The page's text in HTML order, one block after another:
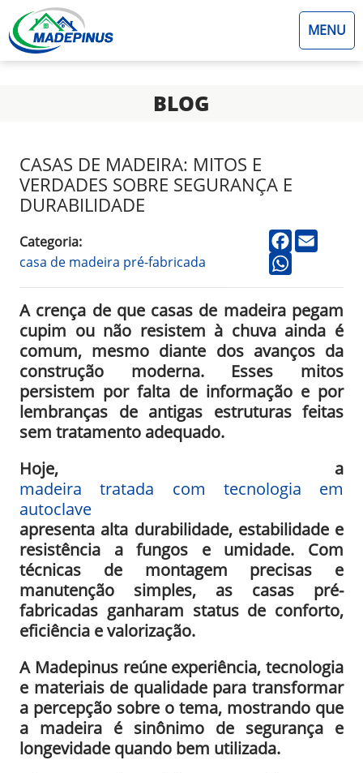
MENU
BLOG
CASAS DE MADEIRA: MITOS E
VERDADES SOBRE SEGURANÇA E
DURABILIDADE
Categoria:
casa de madeira pré-fabricada
facebook
A crença de que casas de madeira pegam
cupim ou não resistem à chuva ainda é
comum, mesmo diante dos avanços da
construção moderna. Esses mitos
persistem por falta de informação e por
lembranças de antigas estruturas feitas
sem tratamento adequado.
Hoje, a
madeira tratada com tecnologia em
autoclave
apresenta alta durabilidade, estabilidade e
resistência a fungos e umidade. Com
técnicas de montagem precisas e
manutenção simples, as casas pré-
fabricadas ganharam status de conforto,
eficiência e valorização.
A Madepinus reúne experiência, tecnologia
e materiais de qualidade para transformar
a percepção sobre o tema, mostrando que
a madeira é sinônimo de segurança e
longevidade quando bem utilizada.